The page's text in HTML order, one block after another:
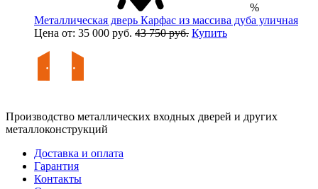
%
Металлическая дверь Карфас из массива дуба уличная
Цена от: 35 000 руб. 43 750 руб. Купить
Производство металлических входных дверей и других
металлоконструкций
Доставка и оплата
Гарантия
Контакты